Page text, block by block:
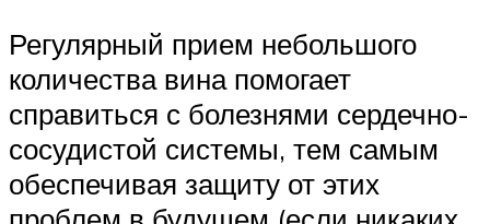
Регулярный прием небольшого
количества вина помогает
справиться с болезнями сердечно-
сосудистой системы, тем самым
обеспечивая защиту от этих